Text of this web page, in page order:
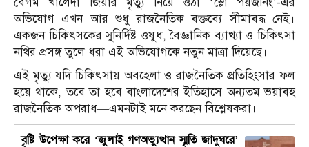
অভিযোগ এখন আর শুধু রাজনৈতিক বক্তব্যে সীমাবদ্ধ নেই।
একজন চিকিৎসকের সুনির্দিষ্ট ওষুধ, বৈজ্ঞানিক ব্যাখ্যা ও চিকিৎসা
নথির প্রসঙ্গ তুলে ধরা এই অভিযোগকে নতুন মাত্রা দিয়েছে।
এই মৃত্যু যদি চিকিৎসায় অবহেলা ও রাজনৈতিক প্রতিহিংসার ফল
হয়ে থাকে, তবে তা হবে বাংলাদেশের ইতিহাসে অন্যতম ভয়াবহ
রাজনৈতিক অপরাধ—এমনটাই মনে করছেন বিশ্লেষকরা।
বৃষ্টি উপেক্ষা করে ‘জুলাই গণঅভ্যুত্থান স্মৃতি জাদুঘরে’